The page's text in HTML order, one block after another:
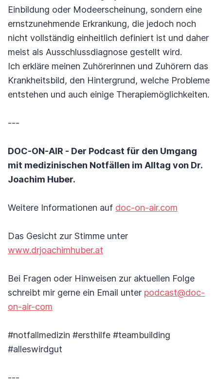
Einbildung oder Modeerscheinung, sondern eine
ernstzunehmende Erkrankung, die jedoch noch
nicht vollständig einheitlich definiert ist und daher
meist als Ausschlussdiagnose gestellt wird.
Ich erkläre meinen Zuhörerinnen und Zuhörern das
Krankheitsbild, den Hintergrund, welche Probleme
entstehen und auch einige Therapiemöglichkeiten.
---
DOC-ON-AIR - Der Podcast für den Umgang
mit medizinischen Notfällen im Alltag von Dr.
Joachim Huber.
Weitere Informationen auf doc-on-air.com
Das Gesicht zur Stimme unter
www.drjoachimhuber.at
Bei Fragen oder Hinweisen zur aktuellen Folge
schreibt mir gerne ein Email unter podcast@doc-
on-air-com
#notfallmedizin #ersthilfe #teambuilding
#alleswirdgut
---